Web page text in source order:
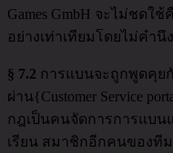
Games GmbH จะไม่ชดใ
อย่างเท่าเทียมโดยไม่คำนึ
§ 7.2 การแบนจะถูกพูดคุย
ผ่าน{Customer Service
กฎเป็นคนจัดการการแบ
เรียน สมาชิกอีกคนของที